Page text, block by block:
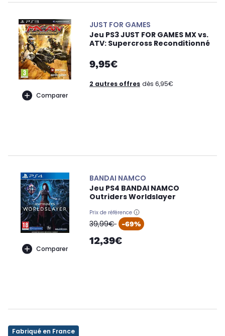
Comparer
JUST FOR GAMES
Jeu PS3 JUST FOR GAMES MX vs.
ATV: Supercross Reconditionné
9,95€
2 autres offres dès 6,95€
Comparer
BANDAI NAMCO
Jeu PS4 BANDAI NAMCO
Outriders Worldslayer
Prix de référence
oldPrice
39,99€ -69%
12,39€
Fabriqué en France